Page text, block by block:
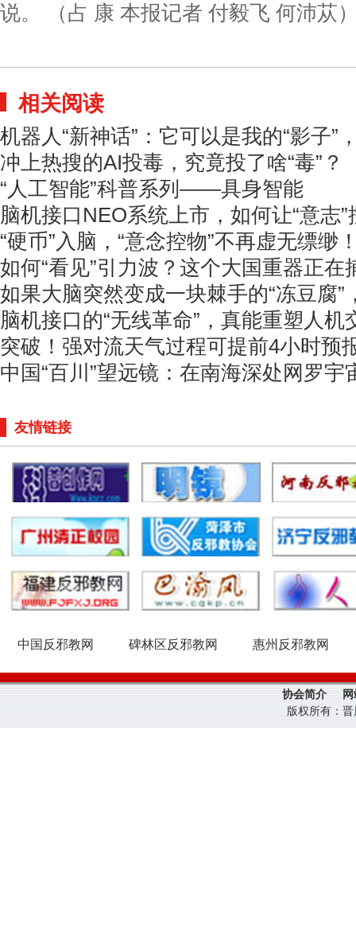
说。 （占 康 本报记者 付毅飞 何沛苁
相关阅读
机器人“新神话”：它可以是我的“影子”
冲上热搜的AI投毒，究竟投了啥“毒”？
“人工智能”科普系列——具身智能
脑机接口NEO系统上市，如何让“意志
“硬币”入脑，“意念控物”不再虚无缥缈
如何“看见”引力波？这个大国重器正在
如果大脑突然变成一块棘手的“冻豆腐”
脑机接口的“无线革命”，真能重塑人机
突破！强对流天气过程可提前4小时预
中国“百川”望远镜：在南海深处网罗宇
友情链接
中国反邪教网 碑林区反邪教网 惠州反邪教网
协会简介
版权所有：